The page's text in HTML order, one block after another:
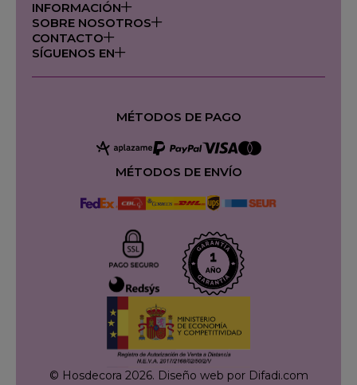
INFORMACIÓN
SOBRE NOSOTROS
CONTACTO
SÍGUENOS EN
MÉTODOS DE PAGO
MÉTODOS DE ENVÍO
© Hosdecora 2026. Diseño web por Difadi.com